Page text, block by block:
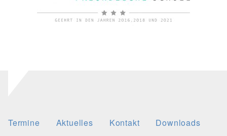
Termine Aktuelles Kontakt Downloads